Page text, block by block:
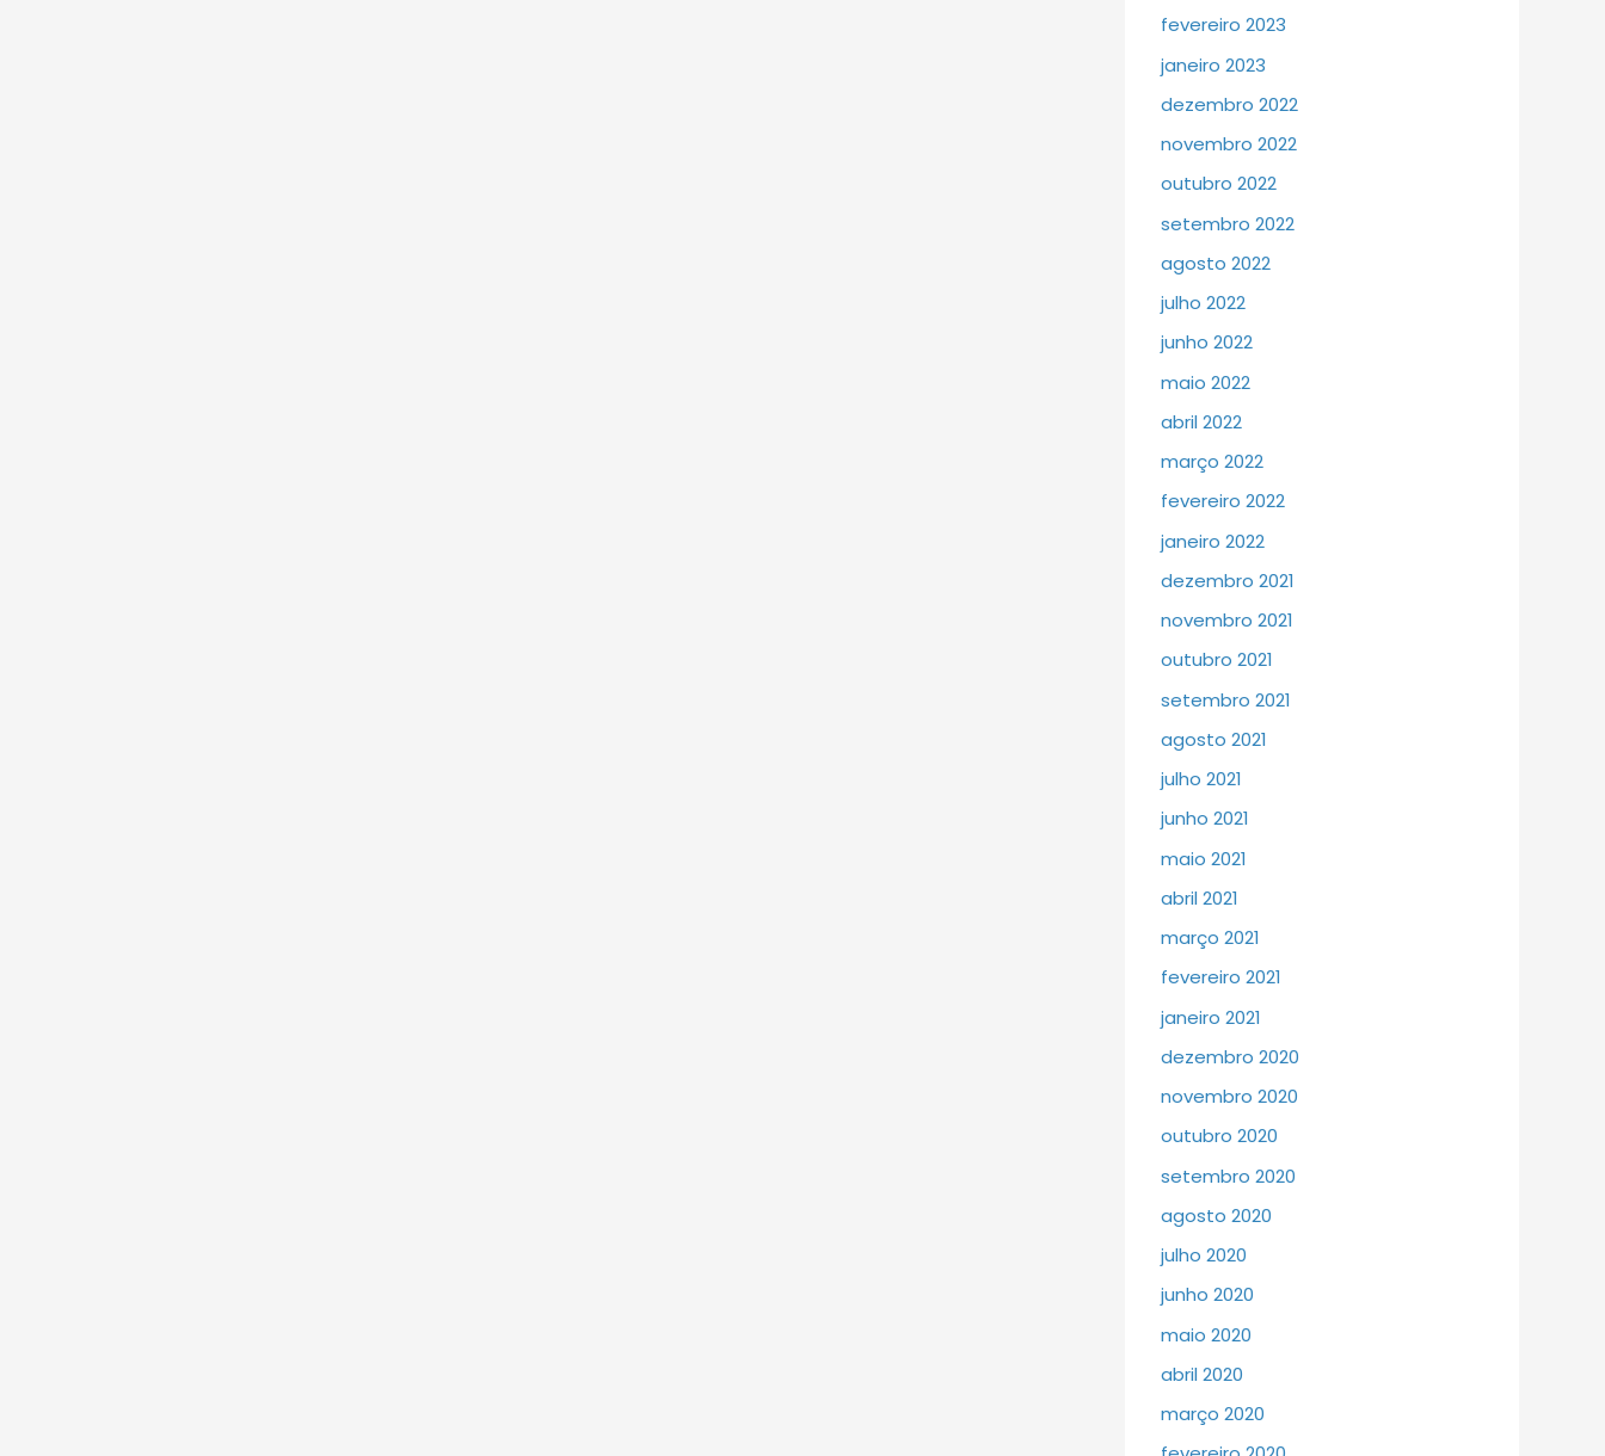
fevereiro 2023
janeiro 2023
dezembro 2022
novembro 2022
outubro 2022
setembro 2022
agosto 2022
julho 2022
junho 2022
maio 2022
abril 2022
março 2022
fevereiro 2022
janeiro 2022
dezembro 2021
novembro 2021
outubro 2021
setembro 2021
agosto 2021
julho 2021
junho 2021
maio 2021
abril 2021
março 2021
fevereiro 2021
janeiro 2021
dezembro 2020
novembro 2020
outubro 2020
setembro 2020
agosto 2020
julho 2020
junho 2020
maio 2020
abril 2020
março 2020